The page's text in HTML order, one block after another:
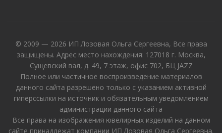
© 2009 — 2026 ИП Лозовая Ольга Сергеевна, Все права
защищены. Адрес место нахождения: 127018 г. Москва,
Сущевский вал, д. 49, 7 этаж, офис 702, БЦ JAZZ
Полное или частичное воспроизведение материалов
данного сайта разрешено только с указанием активной
гиперссылки на источник и обязательным уведомлением
администрации данного сайта
Все права на изображения ювелирных изделий на данном
сайте принадлежат компании ИП Лозовая Ольга Сергеевна.